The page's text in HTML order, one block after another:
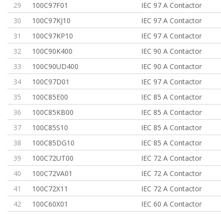
29
100C97F01
IEC 97 A Contactor
30
100C97KJ10
IEC 97 A Contactor
31
100C97KP10
IEC 97 A Contactor
32
100C90K400
IEC 90 A Contactor
33
100C90UD400
IEC 90 A Contactor
34
100C97D01
IEC 97 A Contactor
35
100C85E00
IEC 85 A Contactor
36
100C85KB00
IEC 85 A Contactor
37
100C85S10
IEC 85 A Contactor
38
100C85DG10
IEC 85 A Contactor
39
100C72UT00
IEC 72 A Contactor
40
100C72VA01
IEC 72 A Contactor
41
100C72X11
IEC 72 A Contactor
42
100C60X01
IEC 60 A Contactor